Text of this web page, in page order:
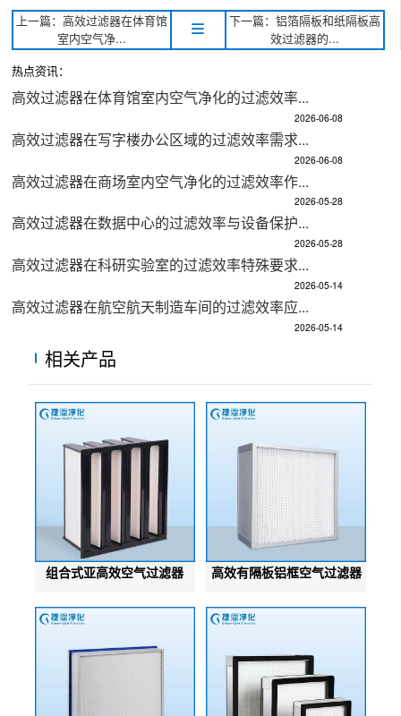
上一篇：高效过滤器在体育馆
室内空气净...
下一篇：铝箔隔板和纸隔板高
效过滤器的...
热点资讯：
高效过滤器在体育馆室内空气净化的过滤效率...
2026-06-08
高效过滤器在写字楼办公区域的过滤效率需求...
2026-06-08
高效过滤器在商场室内空气净化的过滤效率作...
2026-05-28
高效过滤器在数据中心的过滤效率与设备保护...
2026-05-28
高效过滤器在科研实验室的过滤效率特殊要求...
2026-05-14
高效过滤器在航空航天制造车间的过滤效率应...
2026-05-14
相关产品
组合式亚高效空气过滤器 高效有隔板铝框空气过滤器